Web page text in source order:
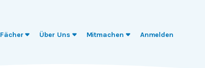
Fächer Über Uns Mitmachen Anmelden